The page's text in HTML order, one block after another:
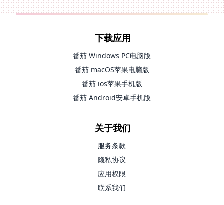
下载应用
番茄 Windows PC电脑版
番茄 macOS苹果电脑版
番茄 ios苹果手机版
番茄 Android安卓手机版
关于我们
服务条款
隐私协议
应用权限
联系我们